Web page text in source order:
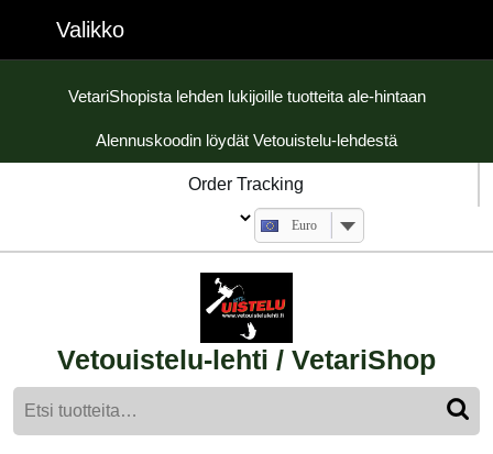
content
ValikkoValikko
VetariShopista lehden lukijoille tuotteita ale-hintaan
Alennuskoodin löydät Vetouistelu-lehdestä
Order Tracking
Euro
Vetouistelu-lehti / VetariShop